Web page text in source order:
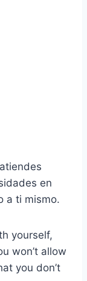
en
a ti mismo.
yourself,
won’t allow
you don’t